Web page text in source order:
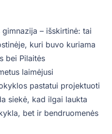
– išskirtinė: tai
kuri buvo kuriama
bei Pilaitės
laimėjusi
pastatui projektuoti
siekė, kad ilgai laukta
bet ir bendruomenės